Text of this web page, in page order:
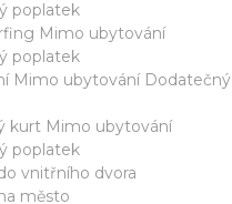
poplatek
Mimo ubytování
poplatek
Mimo ubytování Dodatečný
kurt Mimo ubytování
poplatek
vnitřního dvora
město